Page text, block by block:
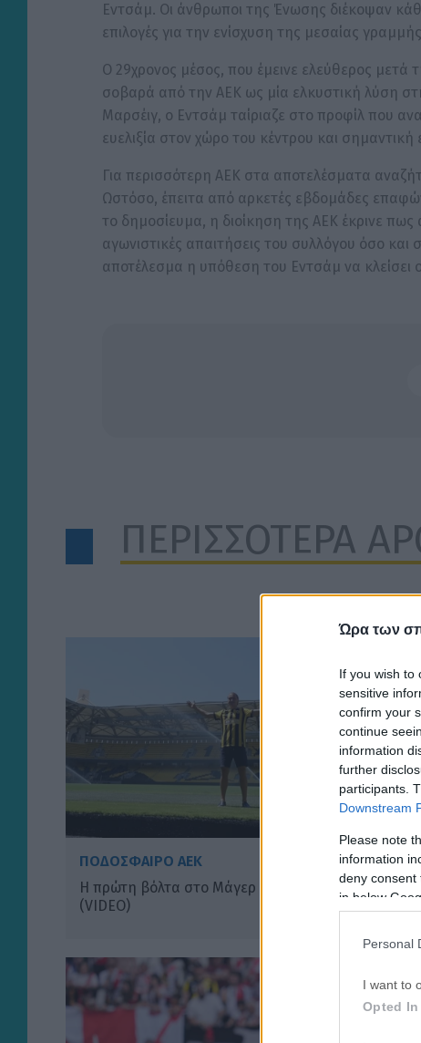
Ώρα των
If you wish to
sensitive
confirm your
continue
information
further
participants.
Downstream
Please note
information
deny consent
in below
Personal
I want to
Opted In
Εντσάμ. Οι άνθρωποι της Ένωσης διέκοψαν
επιλογές για την ενίσχυση της μεσαίας
Ο 29χρονος μέσος, που έμεινε ελεύθερος μετά
σοβαρά από την ΑΕΚ ως μία ελκυστική λύση
Μαρσέιγ, ο Εντσάμ ταίριαζε στο προφίλ που
ευελιξία στον χώρο του κέντρου και
Για περισσότερη ΑΕΚ στα αποτελέσματα
Ωστόσο, έπειτα από αρκετές εβδομάδες
το δημοσίευμα, η διοίκηση της ΑΕΚ έκρινε πως
αγωνιστικές απαιτήσεις του συλλόγου όσο
αποτέλεσμα η υπόθεση του Εντσάμ να κλείσει
ΠΕΡΙΣΣΟΤΕΡΑ
ΠΟΔΟΣΦΑΙΡΟ ΑΕΚ
Η πρώτη βόλτα στο Μάγερ στην «Αγιά-Σοφιά»!
(VIDEO)